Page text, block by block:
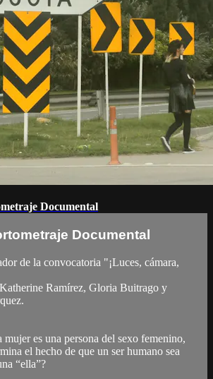
Documental
Documental
de la convocatoria "¡Luces, cámara,
Ramírez, Gloria Buitrago y
mujer es una persona del sexo femenino,
el hecho de que un ser humano sea
“ella”?